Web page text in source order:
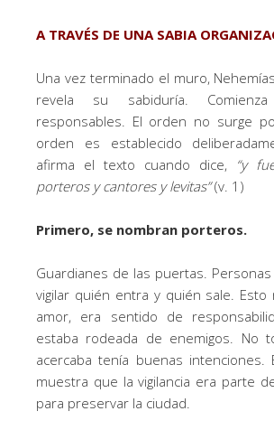
A TRAVÉS DE UNA SABIA
Una vez terminado el muro,
revela su sabiduría.
responsables. El orden no surge
orden es establecido
afirma el texto cuando dice, “y
porteros y cantores y levitas”(v. 1)
Primero, se nombran porteros.
Guardianes de las puertas.
vigilar quién entra y quién sale.
amor, era sentido de
estaba rodeada de enemigos. No
acercaba tenía buenas intenciones.
muestra que la vigilancia era parte
para preservar la ciudad.